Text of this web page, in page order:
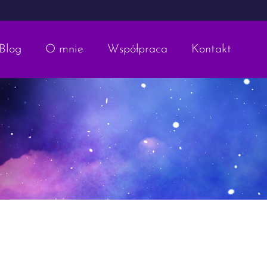
O mnie Współpraca Kontakt